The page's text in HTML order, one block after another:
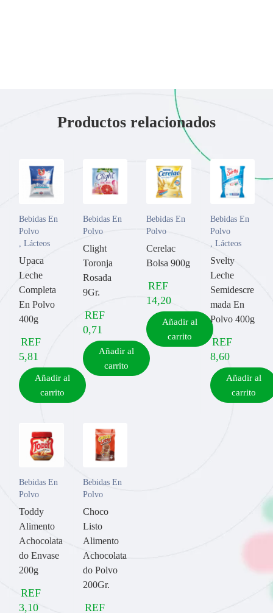
Productos relacionados
Bebidas En
Polvo
Lácteos
Upaca
Leche
Completa
En Polvo
400g
REF
5,81
Añadir al
carrito
Bebidas En
Polvo
Clight
Toronja
Rosada
9Gr.
REF
0,71
Añadir al
carrito
Bebidas En
Polvo
Cerelac
Bolsa 900g
REF
14,20
Añadir al
carrito
Bebidas En
Polvo
Lácteos
Svelty
Leche
Semidescre
mada En
Polvo 400g
REF
8,60
Añadir al
carrito
Bebidas En
Polvo
Toddy
Alimento
Achocolata
do Envase
200g
REF
3,10
Bebidas En
Polvo
Choco
Listo
Alimento
Achocolata
do Polvo
200Gr.
REF